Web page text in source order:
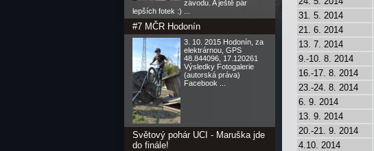
závodu. A ještě pár
lepších fotek :) ...
#7 MČR Hodonín
3. 10. 2015 Hodonín, za
elektrárnou, GPS
48.844096, 17.120261
Výsledky Fotogalerie
(autorská práva)
Facebook ...
Světový pohár UCI - Maruška jde
do finále!
31. 5. 2014
21. 6. 2014
13. 7. 2014
9.-10. 8. 2014
16.-17. 8. 2014
23.-24. 8. 2014
6. 9. 2014
13. 9. 2014
20.-21. 9. 2014
4.10. 2014